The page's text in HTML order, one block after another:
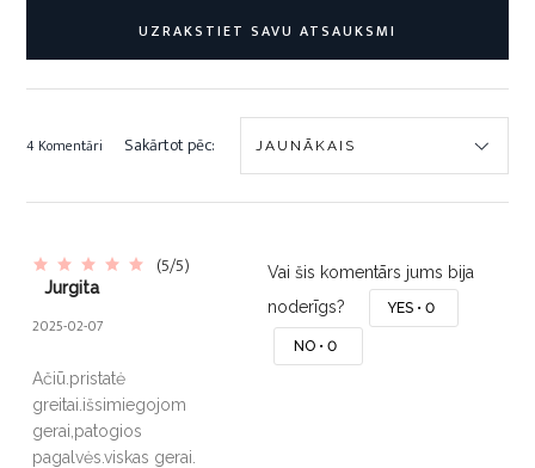
UZRAKSTIET SAVU ATSAUKSMI
4 Komentāri Sakārtot pēc:
(5/5)
Jurgita
2025-02-07
Ačiū.pristatė
greitai.išsimiegojom
gerai,patogios
pagalvės.viskas gerai.
Vai šis komentārs jums bija
noderīgs?
YES •0
NO •0